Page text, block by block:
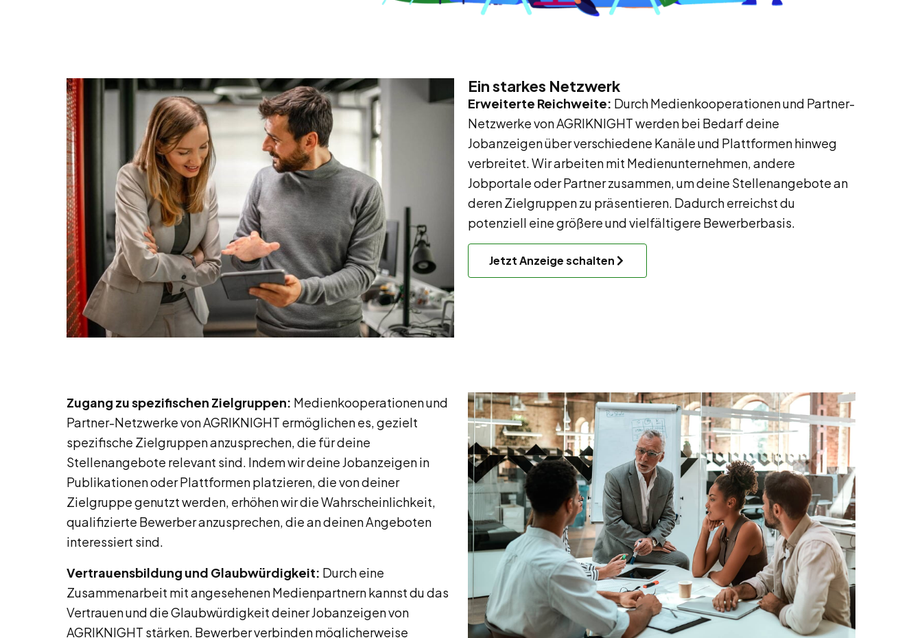
Ein starkes Netzwerk
Erweiterte Reichweite: Durch Medienkooperationen und Partner-
Netzwerke von AGRIKNIGHT werden bei Bedarf deine
Jobanzeigen über verschiedene Kanäle und Plattformen hinweg
verbreitet. Wir arbeiten mit Medienunternehmen, andere
Jobportale oder Partner zusammen, um deine Stellenangebote an
deren Zielgruppen zu präsentieren. Dadurch erreichst du
potenziell eine größere und vielfältigere Bewerberbasis.
Jetzt Anzeige schalten
Zugang zu spezifischen Zielgruppen: Medienkooperationen und
Partner-Netzwerke von AGRIKNIGHT ermöglichen es, gezielt
spezifische Zielgruppen anzusprechen, die für deine
Stellenangebote relevant sind. Indem wir deine Jobanzeigen in
Publikationen oder Plattformen platzieren, die von deiner
Zielgruppe genutzt werden, erhöhen wir die Wahrscheinlichkeit,
qualifizierte Bewerber anzusprechen, die an deinen Angeboten
interessiert sind.
Vertrauensbildung und Glaubwürdigkeit: Durch eine
Zusammenarbeit mit angesehenen Medienpartnern kannst du das
Vertrauen und die Glaubwürdigkeit deiner Jobanzeigen von
AGRIKNIGHT stärken. Bewerber verbinden möglicherweise